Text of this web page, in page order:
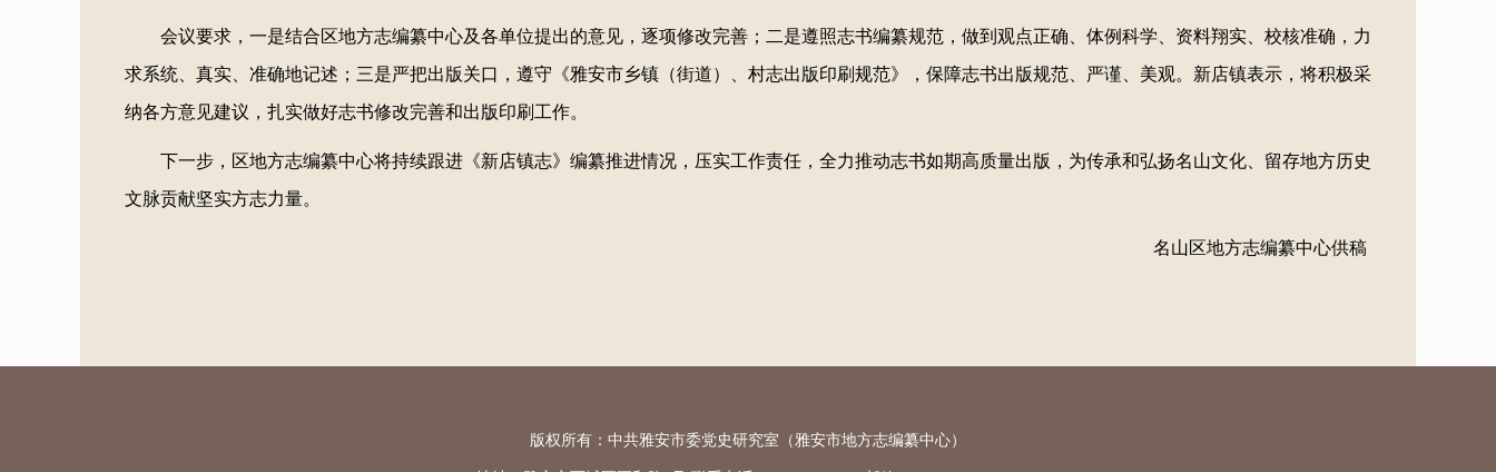
会议要求，一是结合区地方志编纂中心及各单位提出的意见，逐项修改完善；二是遵照志书编纂规范，做到观点正确、体例科学、资料翔实、校核准确，力
求系统、真实、准确地记述；三是严把出版关口，遵守《雅安市乡镇（街道）、村志出版印刷规范》，保障志书出版规范、严谨、美观。新店镇表示，将积极采
纳各方意见建议，扎实做好志书修改完善和出版印刷工作。
下一步，区地方志编纂中心将持续跟进《新店镇志》编纂推进情况，压实工作责任，全力推动志书如期高质量出版，为传承和弘扬名山文化、留存地方历史
文脉贡献坚实方志力量。
名山区地方志编纂中心供稿
版权所有：中共雅安市委党史研究室（雅安市地方志编纂中心）